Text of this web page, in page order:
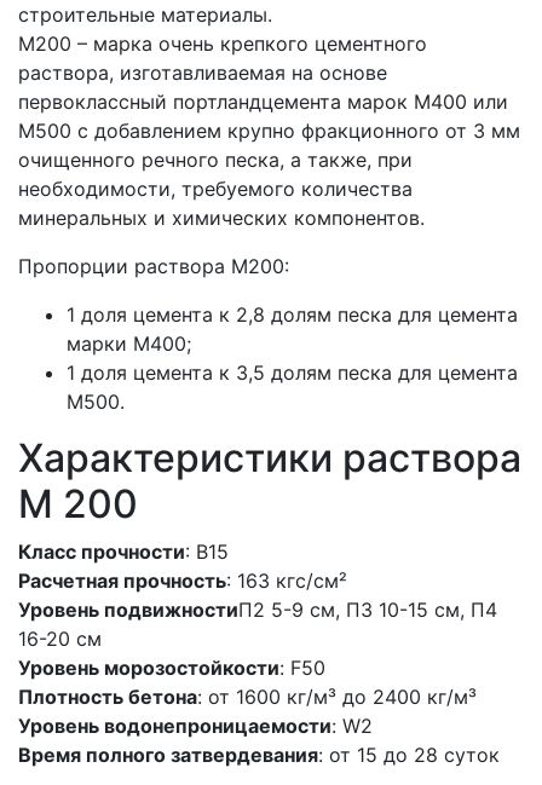
строительные материалы.
М200 – марка очень крепкого цементного
раствора, изготавливаемая на основе
первоклассный портландцемента марок М400 или
М500 с добавлением крупно фракционного от 3 мм
очищенного речного песка, а также, при
необходимости, требуемого количества
минеральных и химических компонентов.
Пропорции раствора М200:
1 доля цемента к 2,8 долям песка для цемента
марки M400;
1 доля цемента к 3,5 долям песка для цемента
M500.
Характеристики раствора
М 200
Класс прочности: В15
Расчетная прочность: 163 кгс/см²
Уровень подвижностиП2 5-9 см, П3 10-15 см, П4
16-20 см
Уровень морозостойкости: F50
Плотность бетона: от 1600 кг/м³ до 2400 кг/м³
Уровень водонепроницаемости: W2
Время полного затвердевания: от 15 до 28 суток